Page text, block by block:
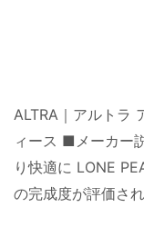
ALTRA｜アルトラ
ィース ■メーカー
り快適に LONE
の完成度が評価さ